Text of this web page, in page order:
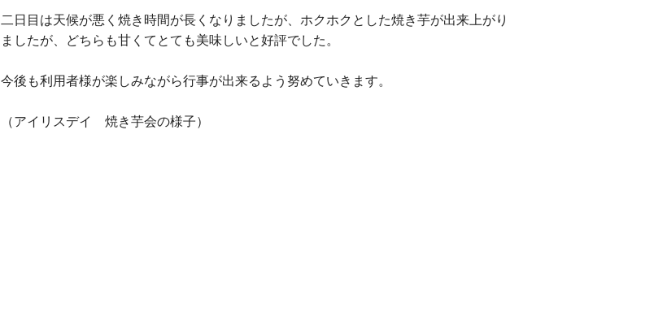
二日目は天候が悪く焼き時間が長くなりましたが、ホクホクとした焼き芋が出来上がり
ましたが、どちらも甘くてとても美味しいと好評でした。
今後も利用者様が楽しみながら行事が出来るよう努めていきます。
（アイリスデイ 焼き芋会の様子）